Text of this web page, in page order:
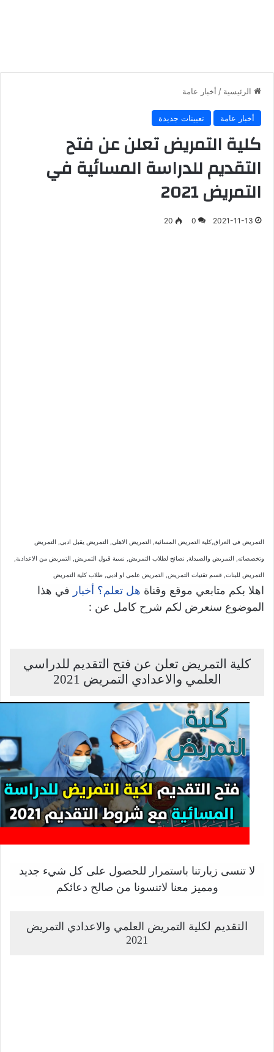
الرئيسية / أخبار عامة
أخبار عامة تعيينات جديدة
كلية التمريض تعلن عن فتح
التقديم للدراسة المسائية في
التمريض 2021
2021-11-13
0
20
التمريض في العراق,كلية التمريض المسائية, التمريض الاهلي, التمريض يقبل ادبي, التمريض
وتخصصاته, التمريض والصيدلة, نصائح لطلاب التمريض, نسبة قبول التمريض, التمريض من الاعدادية,
التمريض للبنات, قسم تقنيات التمريض, التمريض علمي او ادبي, طلاب كلية التمريض
اهلا بكم متابعي موقع وقناة هل تعلم؟ أخبار في هذا
الموضوع سنعرض لكم شرح كامل عن :
كلية التمريض تعلن عن فتح التقديم للدراسي
العلمي والاعدادي التمريض 2021
لا تنسى زيارتنا باستمرار للحصول على كل شيء جديد
ومميز معنا لاتنسونا من صالح دعائكم
التقديم لكلية التمريض العلمي والاعدادي التمريض
2021